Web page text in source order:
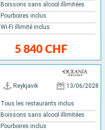
5 840 CHF
Boissons sans alcool illimitées
Pourboires inclus
Wi-Fi illimité inclus
Reykjavik 13/06/2028
Tous les restaurants inclus
Boissons sans alcool illimitées
Pourboires inclus